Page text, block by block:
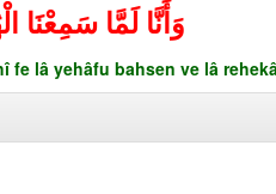
وَأَنَّا لَمَّا سَمِعْنَا
fe lâ yehâfu bahsen ve lâ